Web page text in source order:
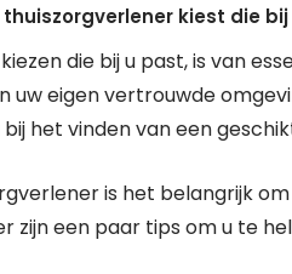
kiest die
die bij u past, is van
uw eigen vertrouwde
het vinden van een
is het belangrijk
zijn een paar tips om u te